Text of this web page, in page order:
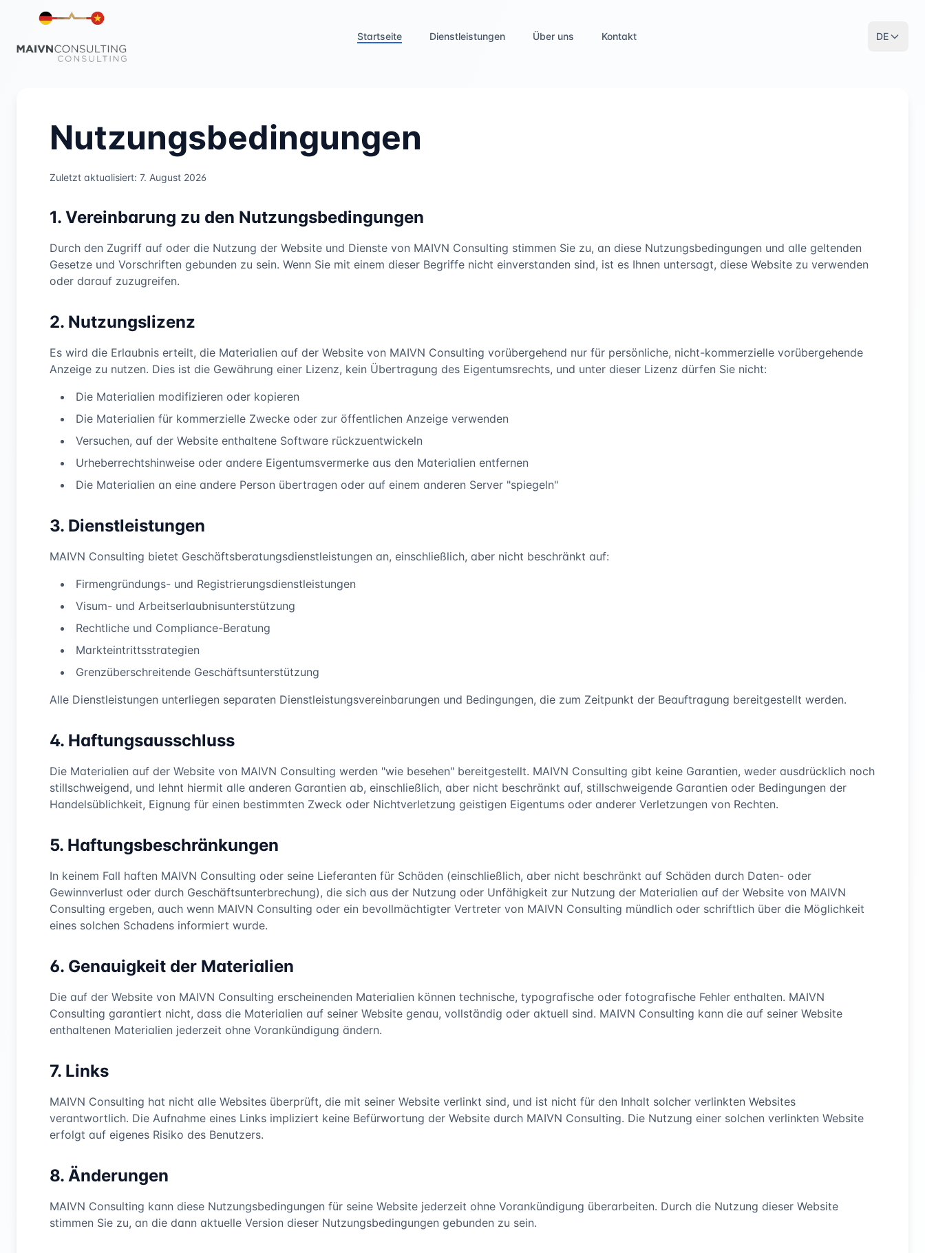
Startseite Dienstleistungen Über uns Kontakt DE
Nutzungsbedingungen
Zuletzt aktualisiert: 7. August 2026
1. Vereinbarung zu den Nutzungsbedingungen
Durch den Zugriff auf oder die Nutzung der Website und Dienste von MAIVN Consulting stimmen Sie zu, an diese Nutzungsbedingungen und alle geltenden
Gesetze und Vorschriften gebunden zu sein. Wenn Sie mit einem dieser Begriffe nicht einverstanden sind, ist es Ihnen untersagt, diese Website zu verwenden
oder darauf zuzugreifen.
2. Nutzungslizenz
Es wird die Erlaubnis erteilt, die Materialien auf der Website von MAIVN Consulting vorübergehend nur für persönliche, nicht-kommerzielle vorübergehende
Anzeige zu nutzen. Dies ist die Gewährung einer Lizenz, kein Übertragung des Eigentumsrechts, und unter dieser Lizenz dürfen Sie nicht:
Die Materialien modifizieren oder kopieren
Die Materialien für kommerzielle Zwecke oder zur öffentlichen Anzeige verwenden
Versuchen, auf der Website enthaltene Software rückzuentwickeln
Urheberrechtshinweise oder andere Eigentumsvermerke aus den Materialien entfernen
Die Materialien an eine andere Person übertragen oder auf einem anderen Server "spiegeln"
3. Dienstleistungen
MAIVN Consulting bietet Geschäftsberatungsdienstleistungen an, einschließlich, aber nicht beschränkt auf:
Firmengründungs- und Registrierungsdienstleistungen
Visum- und Arbeitserlaubnisunterstützung
Rechtliche und Compliance-Beratung
Markteintrittsstrategien
Grenzüberschreitende Geschäftsunterstützung
Alle Dienstleistungen unterliegen separaten Dienstleistungsvereinbarungen und Bedingungen, die zum Zeitpunkt der Beauftragung bereitgestellt werden.
4. Haftungsausschluss
Die Materialien auf der Website von MAIVN Consulting werden "wie besehen" bereitgestellt. MAIVN Consulting gibt keine Garantien, weder ausdrücklich noch
stillschweigend, und lehnt hiermit alle anderen Garantien ab, einschließlich, aber nicht beschränkt auf, stillschweigende Garantien oder Bedingungen der
Handelsüblichkeit, Eignung für einen bestimmten Zweck oder Nichtverletzung geistigen Eigentums oder anderer Verletzungen von Rechten.
5. Haftungsbeschränkungen
In keinem Fall haften MAIVN Consulting oder seine Lieferanten für Schäden (einschließlich, aber nicht beschränkt auf Schäden durch Daten- oder
Gewinnverlust oder durch Geschäftsunterbrechung), die sich aus der Nutzung oder Unfähigkeit zur Nutzung der Materialien auf der Website von MAIVN
Consulting ergeben, auch wenn MAIVN Consulting oder ein bevollmächtigter Vertreter von MAIVN Consulting mündlich oder schriftlich über die Möglichkeit
eines solchen Schadens informiert wurde.
6. Genauigkeit der Materialien
Die auf der Website von MAIVN Consulting erscheinenden Materialien können technische, typografische oder fotografische Fehler enthalten. MAIVN
Consulting garantiert nicht, dass die Materialien auf seiner Website genau, vollständig oder aktuell sind. MAIVN Consulting kann die auf seiner Website
enthaltenen Materialien jederzeit ohne Vorankündigung ändern.
7. Links
MAIVN Consulting hat nicht alle Websites überprüft, die mit seiner Website verlinkt sind, und ist nicht für den Inhalt solcher verlinkten Websites
verantwortlich. Die Aufnahme eines Links impliziert keine Befürwortung der Website durch MAIVN Consulting. Die Nutzung einer solchen verlinkten Website
erfolgt auf eigenes Risiko des Benutzers.
8. Änderungen
MAIVN Consulting kann diese Nutzungsbedingungen für seine Website jederzeit ohne Vorankündigung überarbeiten. Durch die Nutzung dieser Website
stimmen Sie zu, an die dann aktuelle Version dieser Nutzungsbedingungen gebunden zu sein.